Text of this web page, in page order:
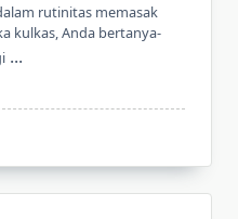
rutinitas memasak
kulkas, Anda bertanya-
...